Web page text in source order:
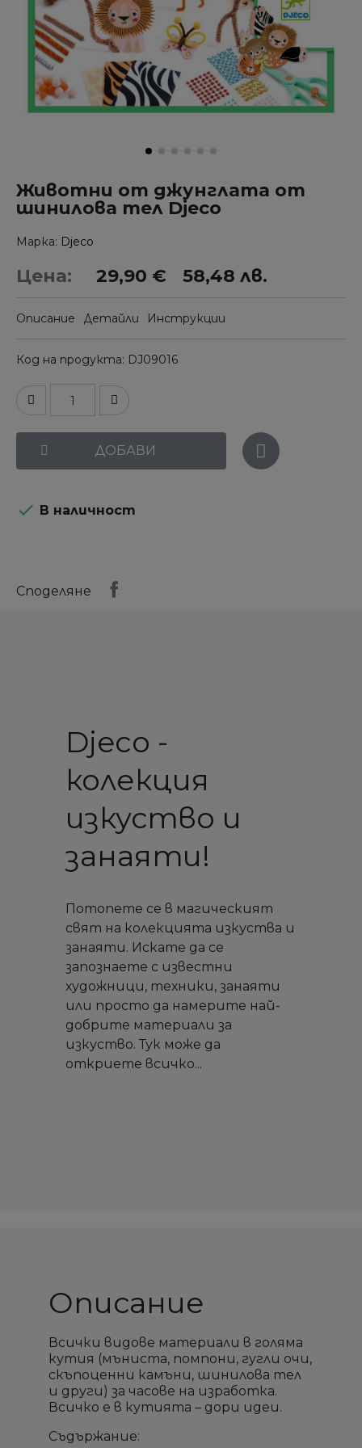
Животни от джунглата от
шинилова тел Djeco
Марка Djeco
Цена: 29,90 € 58,48 лв.
Описание Детайли Инструкции
Код на продукта DJ09016
ДОБАВИ
 В наличност
Споделяне
Djeco -
колекция
изкуство и
занаяти!
Потопете се в магическият
свят на колекцията изкуства и
занаяти. Искате да се
запознаете с известни
художници, техники, занаяти
или просто да намерите най-
добрите материали за
изкуство. Тук може да
откриете всичко...
Описание
Всички видове материали в голяма
кутия (мъниста, помпони, гугли очи,
скъпоценни камъни, шинилова тел
и други) за часове на изработка.
Всичко е в кутията – дори идеи.
Съдържание: